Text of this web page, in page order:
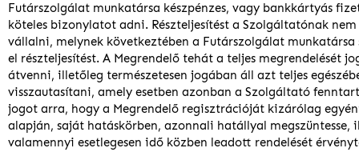
Futárszolgálat munkatársa készpénzes, vagy bankkártyás
köteles bizonylatot adni. Részteljesítést a Szolgáltatónak
vállalni, melynek következtében a Futárszolgálat munkatársa
el részteljesítést. A Megrendelő tehát a teljes megrendelését
átvenni, illetőleg természetesen jogában áll azt teljes
visszautasítani, amely esetben azonban a Szolgáltató
jogot arra, hogy a Megrendelő regisztrációját kizárólag
alapján, saját hatáskörben, azonnali hatállyal megszüntesse,
valamennyi esetlegesen idő közben leadott rendelését